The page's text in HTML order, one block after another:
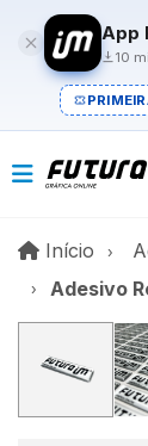
App
10
Início Início
Adesivo